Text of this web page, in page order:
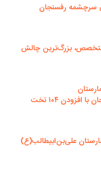
سرچشمه رفسنجان
بزرگ‌ترین چالش
علی‌بن‌ابی‌طالب(ع) رفسنجان با افزودن ۱۰۴ تخت
علی‌بن‌ابیطالب(ع)